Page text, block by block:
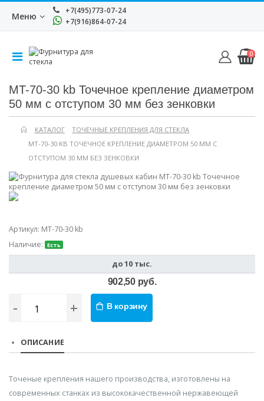
Меню
+7(495)773-07-24
+7(916)864-07-24
0
MT-70-30 kb Точечное крепление диаметром
50 мм с отступом 30 мм без зенковки
КАТАЛОГ
ТОЧЕЧНЫЕ КРЕПЛЕНИЯ ДЛЯ СТЕКЛА
MT-70-30 KB ТОЧЕЧНОЕ КРЕПЛЕНИЕ ДИАМЕТРОМ 50 ММ С
ОТСТУПОМ 30 ММ БЕЗ ЗЕНКОВКИ
Артикул: MT-70-30 kb
Наличие:
Есть
до 10 тыс.
902,50 руб.
- + В корзину
ОПИСАНИЕ
Точеные крепления нашего производства, изготовлены на
современных станках из высококачественной нержавеющей